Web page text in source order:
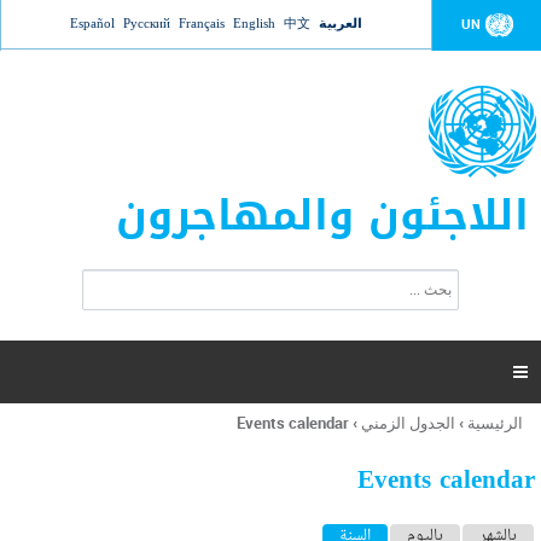
Jump to navigation UN العربية 中文
English
Français
Русский
Español
اللاجئون والمهاجرون
ت
ر
ل
ح
ب

أنت
هنا
الرئيسية › الجدول الزمني ›
Events calendar
Events calendar